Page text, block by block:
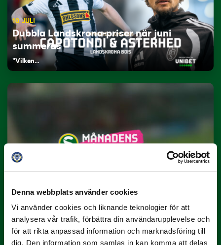
Denna webbplats använder cookies
Vi använder cookies och liknande teknologier för att
analysera vår trafik, förbättra din användarupplevelse och
för att rikta anpassad information och marknadsföring till
dig. Den information som samlas in kan komma att delas
10 JULI
Dubbla Landskrona-priser när juni
summeras
"Vilken…
9 JULI
Han gjorde Månadens Mål i juni: ”En
Slog till i…